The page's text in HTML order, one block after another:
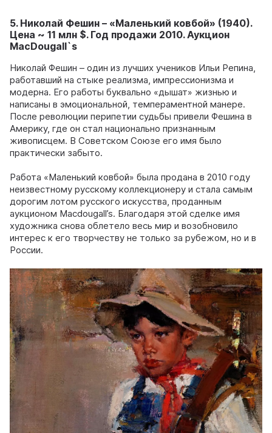
5. Николай Фешин – «Маленький ковбой» (1940).
Цена ~ 11 млн $. Год продажи 2010. Аукцион
MacDougall`s
Николай Фешин – один из лучших учеников Ильи Репина,
работавший на стыке реализма, импрессионизма и
модерна. Его работы буквально «дышат» жизнью и
написаны в эмоциональной, темпераментной манере.
После революции перипетии судьбы привели Фешина в
Америку, где он стал национально признанным
живописцем. В Советском Союзе его имя было
практически забыто.
Работа «Маленький ковбой» была продана в 2010 году
неизвестному русскому коллекционеру и стала самым
дорогим лотом русского искусства, проданным
аукционом Macdougall’s. Благодаря этой сделке имя
художника снова облетело весь мир и возобновило
интерес к его творчеству не только за рубежом, но и в
России.